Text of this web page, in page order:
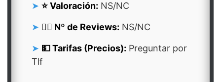
⭐ Valoración: NS/NC
👍🏻 Nº de Reviews: NS/NC
💵 Tarifas (Precios): Preguntar por
Tlf